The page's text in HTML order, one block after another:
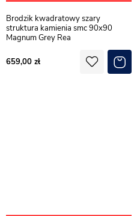
Brodzik kwadratowy szary
struktura kamienia smc 90x90
Magnum Grey Rea
659,00